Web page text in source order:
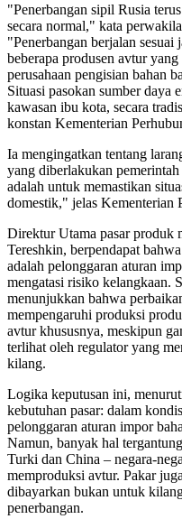
"Penerbangan sipil Rusia
secara normal," kata
"Penerbangan berjalan
beberapa produsen avtur
perusahaan pengisian bahan
Situasi pasokan sumber daya
kawasan ibu kota, secara
konstan Kementerian
Ia mengingatkan tentang
yang diberlakukan
adalah untuk memastikan
domestik," jelas Kementerian
Direktur Utama pasar produk
Tereshkin, berpendapat
adalah pelonggaran aturan
mengatasi risiko kelangkaan.
menunjukkan bahwa
mempengaruhi produksi
avtur khususnya, meskipun
terlihat oleh regulator yang
kilang.
Logika keputusan ini,
kebutuhan pasar: dalam
pelonggaran aturan impor
Namun, banyak hal
Turki dan China – negara-
memproduksi avtur. Pakar
dibayarkan bukan untuk
penerbangan.